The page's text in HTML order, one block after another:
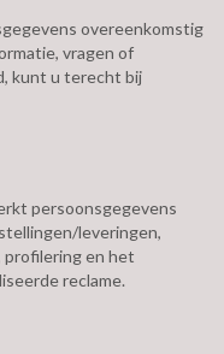
overeenkomstig
vragen of
kunt u terecht bij
persoonsgegevens
leveringen,
profilering en het
reclame.